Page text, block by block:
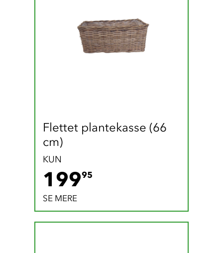
Flettet plantekasse (66
cm)
KUN
19995
SE MERE